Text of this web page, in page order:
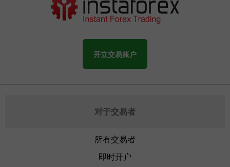
开立交易账户
对于交易者
所有交易者
即时开户